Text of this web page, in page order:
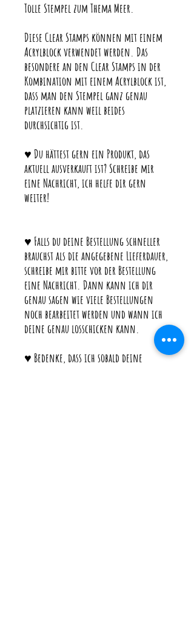
Tolle Stempel zum Thema Meer.
Diese Clear Stamps können mit einem
Acrylblock verwendet werden. Das
besondere an den Clear Stamps in der
Kombination mit einem Acrylblock ist,
dass man den Stempel ganz genau
platzieren kann weil beides
durchsichtig ist.
♥ Du hättest gern ein Produkt, das
aktuell ausverkauft ist? Schreibe mir
eine Nachricht, ich helfe dir gern
weiter!
♥ Falls du deine Bestellung schneller
brauchst als die angegebene Lieferdauer,
schreibe mir bitte vor der Bestellung
eine Nachricht. Dann kann ich dir
genau sagen wie viele Bestellungen
noch bearbeitet werden und wann ich
deine genau losschicken kann.
♥ Bedenke, dass ich sobald deine